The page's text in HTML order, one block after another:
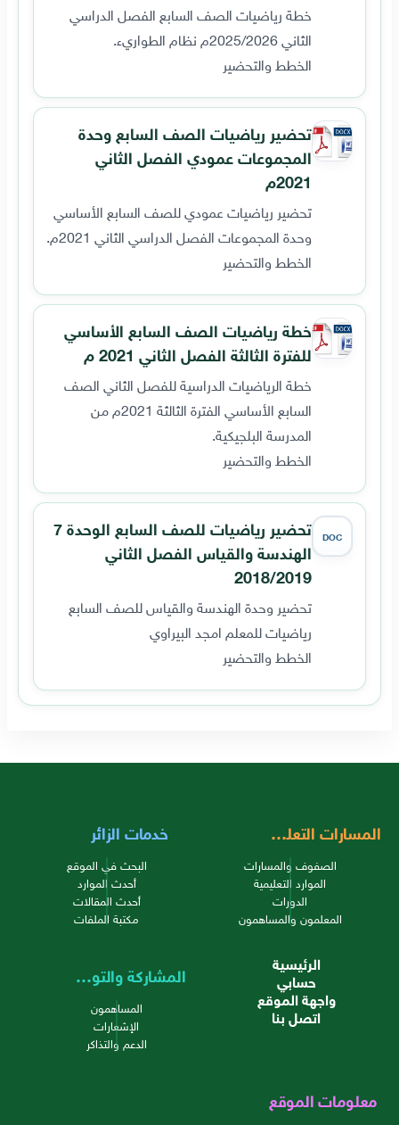
خطة رياضيات الصف السابع الفصل الدراسي
الثاني 2025/2026م نظام الطواريء.
الخطط والتحضير
تحضير رياضيات الصف السابع وحدة
المجموعات عمودي الفصل الثاني
2021م
تحضير رياضيات عمودي للصف السابع الأساسي
وحدة المجموعات الفصل الدراسي الثاني 2021م.
الخطط والتحضير
خطة رياضيات الصف السابع الأساسي
للفترة الثالثة الفصل الثاني 2021 م
خطة الرياضيات الدراسية للفصل الثاني الصف
السابع الأساسي الفترة الثالثة 2021م من
المدرسة البلجيكية.
الخطط والتحضير
DOC
تحضير رياضيات للصف السابع الوحدة 7
الهندسة والقياس الفصل الثاني
2018/2019
تحضير وحدة الهندسة والقياس للصف السابع
رياضيات للمعلم امجد البيراوي
الخطط والتحضير
المسارات التعليمية
الصفوف والمسارات
الموارد التعليمية
الدورات
المعلمون والمساهمون
خدمات الزائر
البحث في الموقع
أحدث الموارد
أحدث المقالات
مكتبة الملفات
الرئيسية
حسابي
واجهة الموقع
اتصل بنا
المشاركة والتواصل
المساهمون
الإشعارات
الدعم والتذاكر
معلومات الموقع